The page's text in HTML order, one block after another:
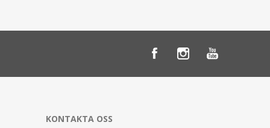
KONTAKTA OSS